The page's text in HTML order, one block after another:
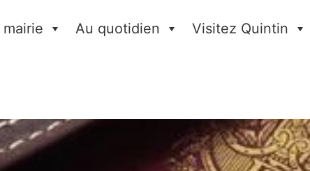
Au quotidien Visitez Quintin